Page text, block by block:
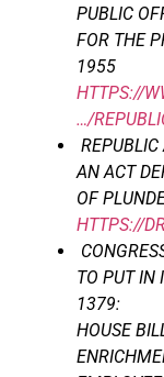
PUBLIC
FOR THE
1955
HTTPS://
…/
AN ACT
OF
HTTPS://
TO PUT IN
1379:
HOUSE